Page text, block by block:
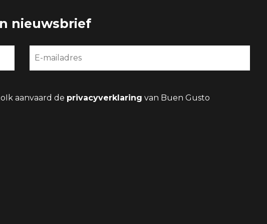
nieuwsbrief
Ik aanvaard de privacyverklaring van Buen Gusto